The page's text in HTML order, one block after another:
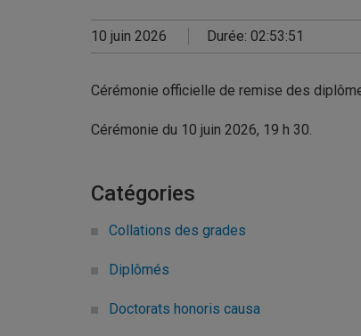
10 juin 2026 Durée: 02:53:51
Cérémonie officielle de remise des
Cérémonie du 10 juin 2026, 19 h 30.
Catégories
Collations des grades
Diplômés
Doctorats honoris causa